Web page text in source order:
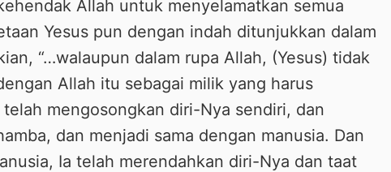
Allah untuk menyelamatkan semua
Yesus pun dengan indah ditunjukkan dalam
“…walaupun dalam rupa Allah, (Yesus) tidak
Allah itu sebagai milik yang harus
mengosongkan diri-Nya sendiri, dan
dan menjadi sama dengan manusia. Dan
Ia telah merendahkan diri-Nya dan taat